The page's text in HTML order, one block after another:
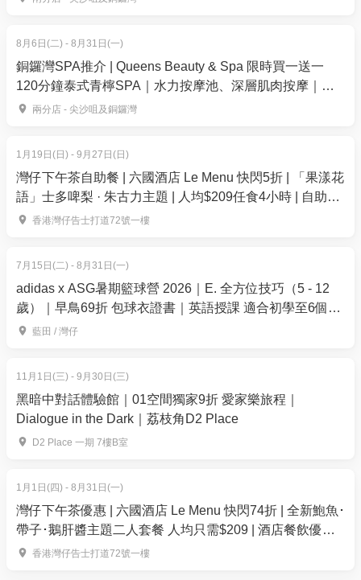
若你有任何特殊健康狀況，如心臟病、懷孕、慢性
疾病或敏感，均有責任告知 Ngan Yuet Health雁月
Ngan Yuet Health 雁月對任何因按摩服務而引起的不
良反應概不負責
權利而不作另行通知。如有任何爭議，Ngan Yuet
Health 雁月保留最終決定權。
如何使用
必須提前預約
請務必提前預約體驗日期和時間
預約方式：
WhatsApp：852-54829698
使用有效期
憑證由預訂確認日期起計有效30日。
開放時間
星期一 / 星期二 / 星期三 / 星期四 / 星期五：12:00-
21:00
8月6日(二) - 8月31日(一)
銅鑼灣SPA推介 | Queens Beauty & Spa 限時買一送一
120分鐘泰式青檸SPA｜水力按摩池、深層肌肉按摩｜五
星級豪華4,000尺水療設備
兩分店 - 尖沙咀及銅鑼灣
1月19日(日) - 9月27日(日)
灣仔下午茶自助餐 | 六國酒店 Le Menu 快閃5折 | 「果漾花
語」士多啤梨 · 朱古力主題 | 人均$209任食4小時 | 自助餐
優惠2026
香港灣仔告士打道72號一樓
7月15日(二) - 8月31日(一)
adidas x ASG暑期籃球營 2026｜E. 全方位技巧（5 - 12
歲）｜早鳥69折 包球衣證書｜英語授課 適合初學至6個月
籃球經驗的學員｜藍田、灣仔【用推廣碼減高達$100】
藍田 / 灣仔
11月1日(三) - 9月30日(三)
黑暗中對話體驗館｜01空間獨家9折 愛家樂旅程｜
Dialogue in the Dark｜荔枝角D2 Place
D2 Place 一期 7樓B室
1月1日(四) - 8月31日(一)
灣仔下午茶優惠 | 六國酒店 Le Menu 快閃74折 | 全新鮑魚･
帶子･鵝肝醬主題二人套餐 人均只需$209 | 酒店餐飲優惠
2026香港灣仔告士打道72號一樓